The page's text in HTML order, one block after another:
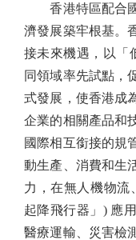
香港特區配合國
濟發展築牢根基。
接未來機遇，以「
同領域率先試點，
式發展，使香港成
企業的相關產品和
國際相互銜接的規
動生產、消費和生
力，在無人機物流
起降飛行器」) 應
醫療運輸、災害檢